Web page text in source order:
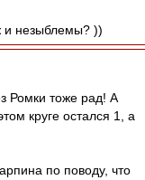
и незыблемы? ))
Ромки тоже рад! А
круге остался 1, а
по поводу, что